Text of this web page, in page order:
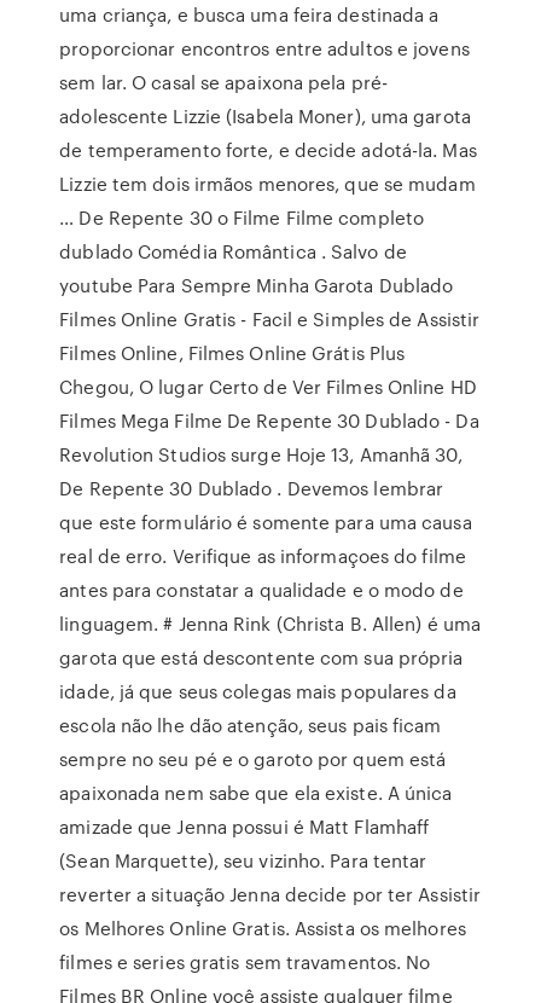
uma criança, e busca uma feira destinada a
proporcionar encontros entre adultos e jovens
sem lar. O casal se apaixona pela pré-
adolescente Lizzie (Isabela Moner), uma garota
de temperamento forte, e decide adotá-la. Mas
Lizzie tem dois irmãos menores, que se mudam
… De Repente 30 o Filme Filme completo
dublado Comédia Romântica . Salvo de
youtube Para Sempre Minha Garota Dublado
Filmes Online Gratis - Facil e Simples de Assistir
Filmes Online, Filmes Online Grátis Plus
Chegou, O lugar Certo de Ver Filmes Online HD
Filmes Mega Filme De Repente 30 Dublado - Da
Revolution Studios surge Hoje 13, Amanhã 30,
De Repente 30 Dublado . Devemos lembrar
que este formulário é somente para uma causa
real de erro. Verifique as informaçoes do filme
antes para constatar a qualidade e o modo de
linguagem. # Jenna Rink (Christa B. Allen) é uma
garota que está descontente com sua própria
idade, já que seus colegas mais populares da
escola não lhe dão atenção, seus pais ficam
sempre no seu pé e o garoto por quem está
apaixonada nem sabe que ela existe. A única
amizade que Jenna possui é Matt Flamhaff
(Sean Marquette), seu vizinho. Para tentar
reverter a situação Jenna decide por ter Assistir
os Melhores Online Gratis. Assista os melhores
filmes e series gratis sem travamentos. No
Filmes BR Online você assiste qualquer filme